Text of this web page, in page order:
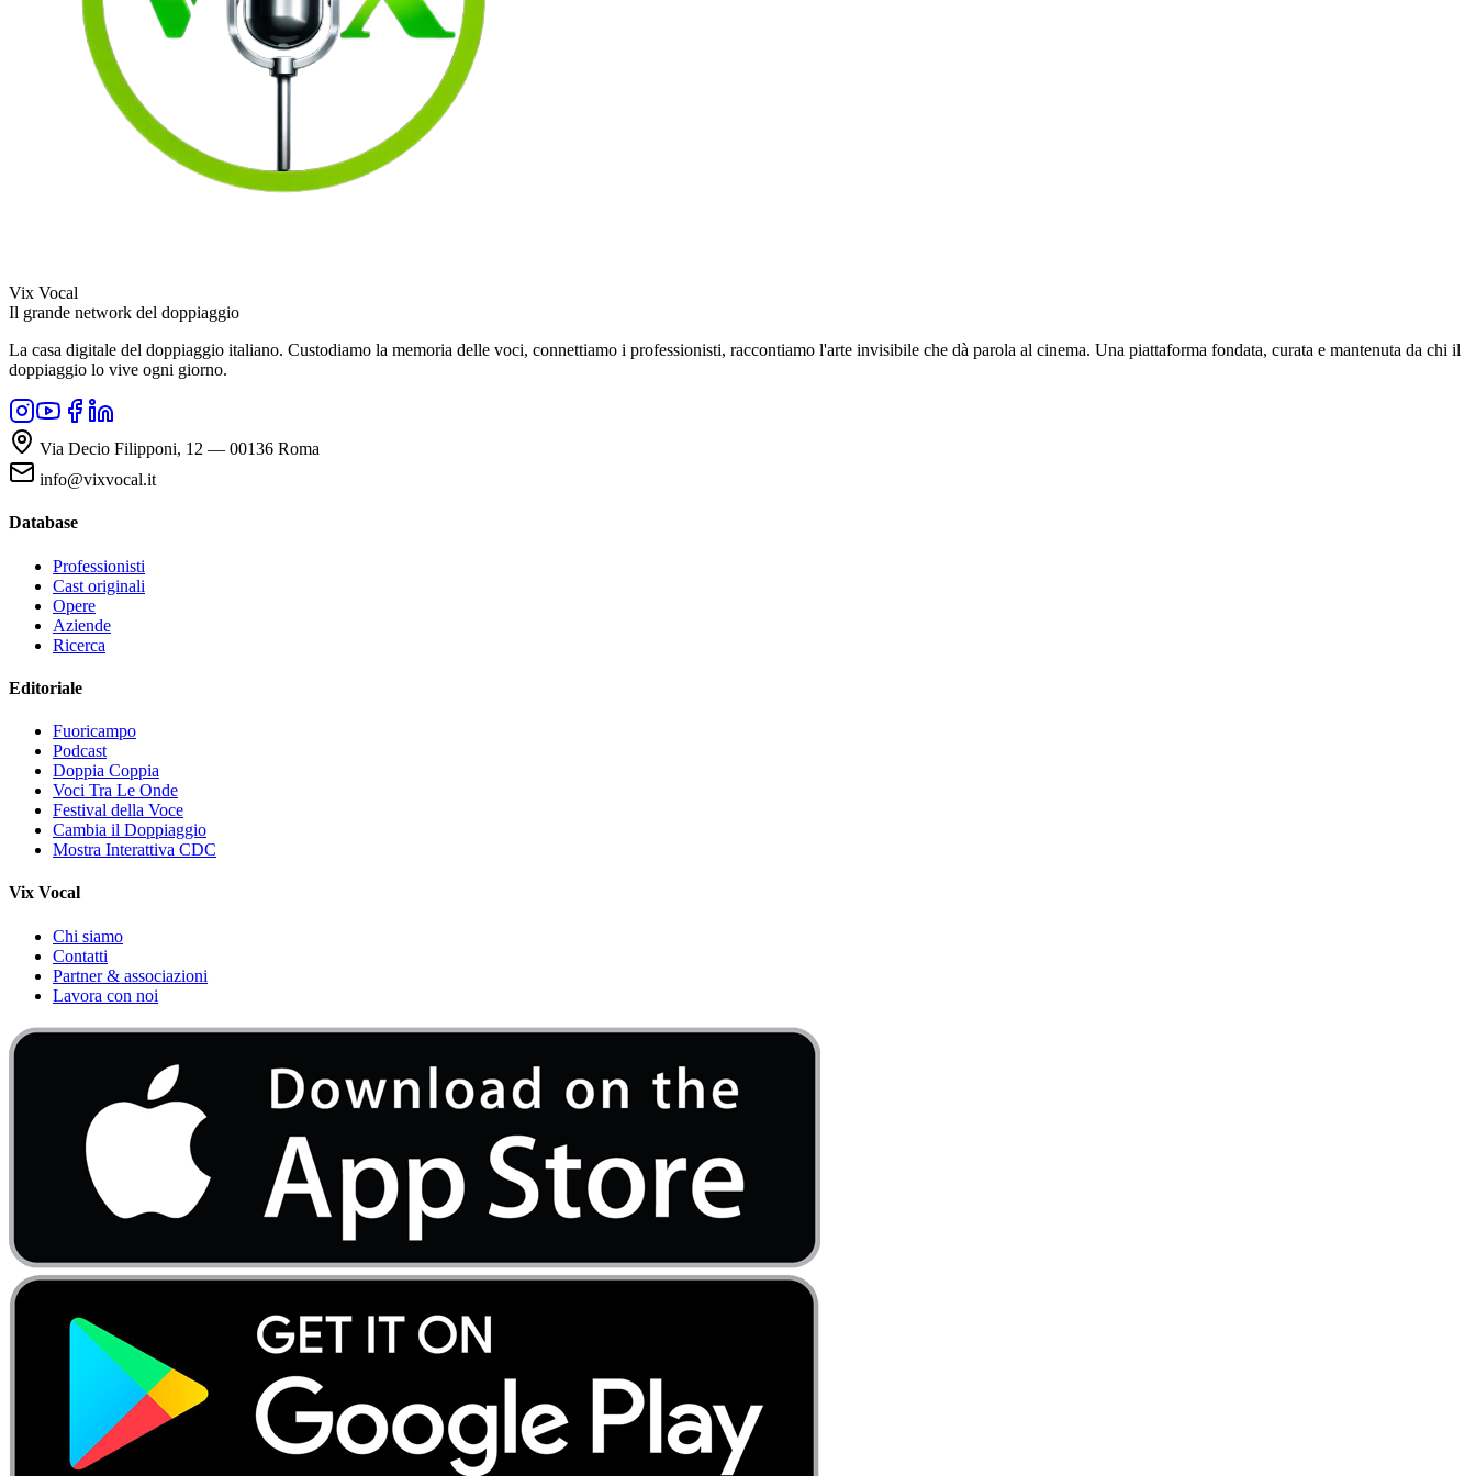
Vix Vocal
Il grande network del doppiaggio
La casa digitale del doppiaggio italiano. Custodiamo la memoria delle voci, connettiamo i professionisti, raccontiamo l'arte invisibile che dà parola al cinema. Una piattaforma fondata, curata e mantenuta da chi il
doppiaggio lo vive ogni giorno.
Via Decio Filipponi, 12 — 00136 Roma
info@vixvocal.it
Database
Professionisti
Cast originali
Opere
Aziende
Ricerca
Editoriale
Fuoricampo
Podcast
Doppia Coppia
Voci Tra Le Onde
Festival della Voce
Cambia il Doppiaggio
Mostra Interattiva CDC
Vix Vocal
Chi siamo
Contatti
Partner & associazioni
Lavora con noi